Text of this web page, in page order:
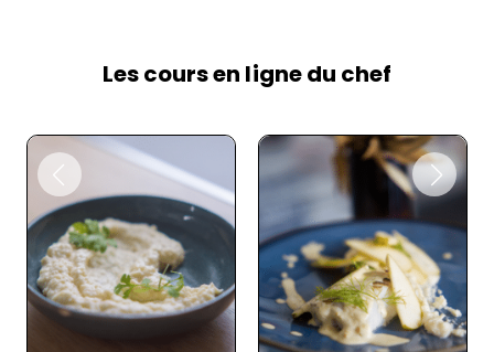
Les cours en ligne du chef